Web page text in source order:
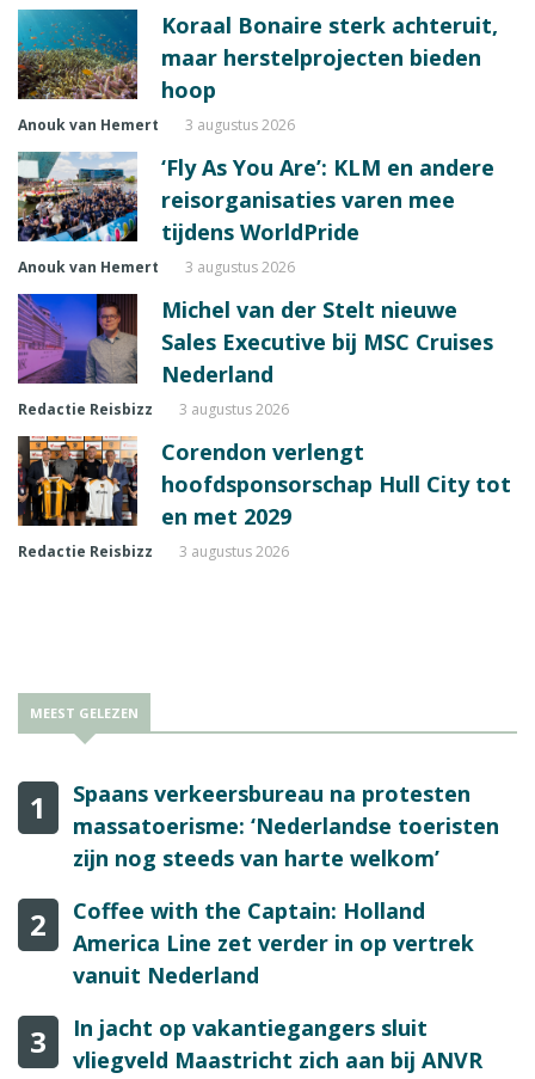
Koraal Bonaire sterk achteruit,
maar herstelprojecten bieden
hoop
Anouk van Hemert 3 augustus 2026
‘Fly As You Are’: KLM en andere
reisorganisaties varen mee
tijdens WorldPride
Anouk van Hemert 3 augustus 2026
Michel van der Stelt nieuwe
Sales Executive bij MSC Cruises
Nederland
Redactie Reisbizz 3 augustus 2026
Corendon verlengt
hoofdsponsorschap Hull City tot
en met 2029
Redactie Reisbizz 3 augustus 2026
MEEST GELEZEN
1
Spaans verkeersbureau na protesten
massatoerisme: ‘Nederlandse toeristen
zijn nog steeds van harte welkom’
2
Coffee with the Captain: Holland
America Line zet verder in op vertrek
vanuit Nederland
3
In jacht op vakantiegangers sluit
vliegveld Maastricht zich aan bij ANVR